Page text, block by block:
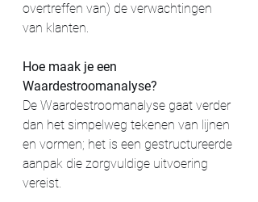
overtreffen van) de verwachtingen
van klanten.
Hoe maak je een
Waardestroomanalyse?
De Waardestroomanalyse gaat verder
dan het simpelweg tekenen van lijnen
en vormen; het is een gestructureerde
aanpak die zorgvuldige uitvoering
vereist.